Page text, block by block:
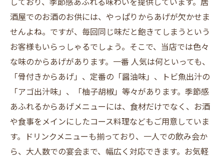
しており、季節感あふれる味わいを提供しています。居
酒屋でのお酒のお供には、やっぱりからあげが欠かせま
せんよね。ですが、毎回同じ味だと飽きてしまうという
お客様もいらっしゃるでしょう。そこで、当店では色々
な味のからあげがあります。一番 人気は何といっても、
「骨付きからあげ」、定番の「醤油味」、トビ魚出汁の
「アゴ出汁味」、「柚子胡椒」等々があります。季節感
あふれるからあげメニューには、食材だけでなく、お酒
や食事をメインにしたコース料理などもご用意していま
す。ドリンクメニューも揃っており、一人での飲み会か
ら、大人数での宴会まで、幅広く対応できます。お気軽